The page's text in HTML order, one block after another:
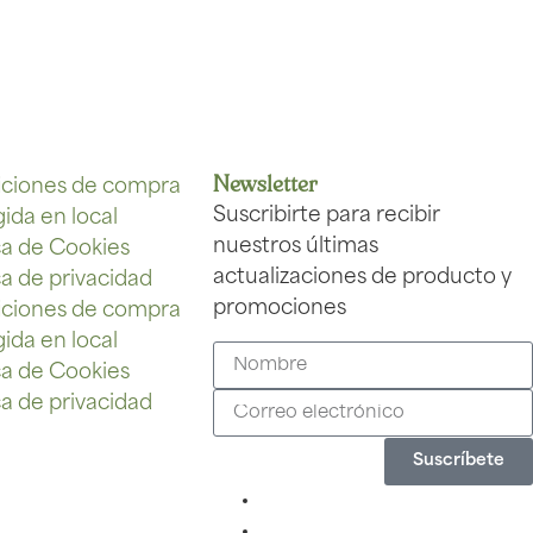
de compra
en local
de Cookies
de privacidad
de compra
en local
de Cookies
de privacidad
Newsletter
Suscribirte para recibir
nuestros últimas
actualizaciones de producto y
promociones
Suscríbete